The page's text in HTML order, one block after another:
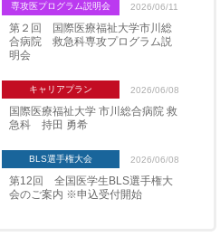
専攻医プログラム説明会 2026/06/11
第２回 国際医療福祉大学市川総
合病院 救急科専攻プログラム説
明会
キャリアプラン 2026/06/08
国際医療福祉大学 市川総合病院 救
急科 持田 勇希
BLS選手権大会 2026/06/08
第12回 全国医学生BLS選手権大
会のご案内 ※申込受付開始